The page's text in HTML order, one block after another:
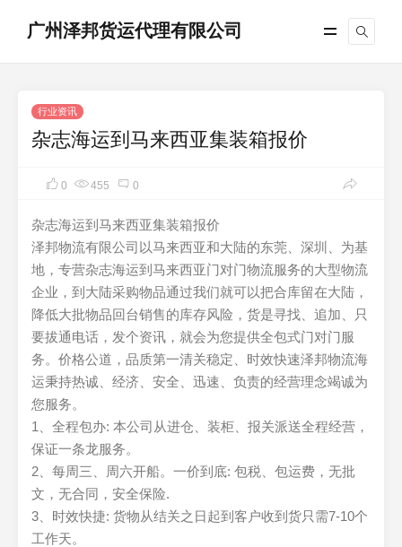
广州泽邦货运代理有限公司
行业资讯
杂志海运到马来西亚集装箱报价
0 455 0
杂志海运到马来西亚集装箱报价
泽邦物流有限公司以马来西亚和大陆的东莞、深圳、为基
地，专营杂志海运到马来西亚门对门物流服务的大型物流
企业，到大陆采购物品通过我们就可以把合库留在大陆，
降低大批物品回台销售的库存风险，货是寻找、追加、只
要拔通电话，发个资讯，就会为您提供全包式门对门服
务。价格公道，品质第一清关稳定、时效快速泽邦物流海
运秉持热诚、经济、安全、迅速、负责的经营理念竭诚为
您服务。
1、全程包办: 本公司从进仓、装柜、报关派送全程经营，
保证一条龙服务。
2、每周三、周六开船。一价到底: 包税、包运费，无批
文，无合同，安全保险.
3、时效快捷: 货物从结关之日起到客户收到货只需7-10个
工作天。